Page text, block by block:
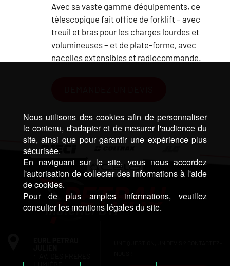
Avec sa vaste gamme d’équipements, ce
télescopique fait office de forklift – avec
treuil et bras pour les charges lourdes et
volumineuses – et de plate-forme, avec
nacelles extensibles et radiocommande.
Nous utilisons des cookies afin de personnaliser
le contenu, d'adapter et de mesurer l'audience du
site, ainsi que pour garantir une expérience plus
sécurisée.
En naviguant sur le site, vous nous accordez
l'autorisation de collecter des informations à l'aide
de cookies.
Pour de plus amples informations, veuillez
consulter les mentions légales du site.